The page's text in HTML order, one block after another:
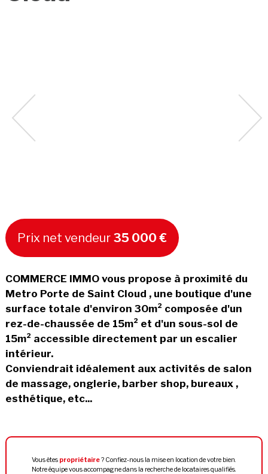
Prix net vendeur 35 000 €
COMMERCE IMMO vous propose à proximité du
Metro Porte de Saint Cloud , une boutique d'une
surface totale d'environ 30m² composée d'un
rez-de-chaussée de 15m² et d'un sous-sol de
15m² accessible directement par un escalier
intérieur.
Conviendrait idéalement aux activités de salon
de massage, onglerie, barber shop, bureaux ,
esthétique, etc...
Vous êtes propriétaire? Confiez-nous la mise en location de votre bien.
Notre équipe vous accompagne dans la recherche de locataires qualifiés.